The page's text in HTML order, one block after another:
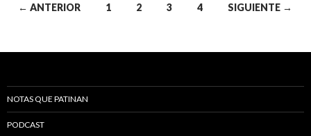
← ANTERIOR 1 2 3 4 SIGUIENTE →
NOTAS QUE PATINAN
PODCAST